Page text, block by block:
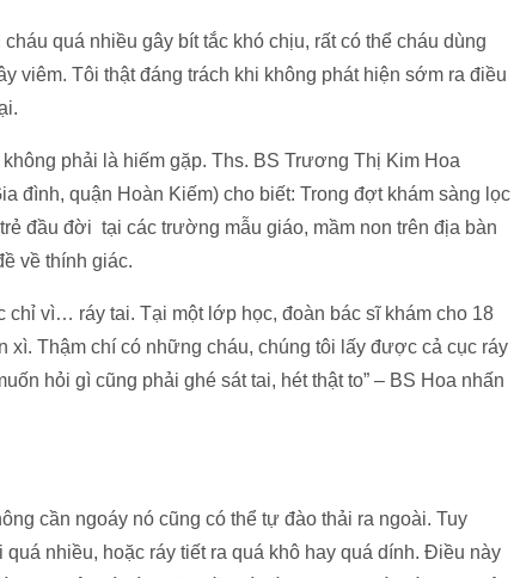
quá nhiều gây bít tắc khó chịu, rất có thể cháu dùng
viêm. Tôi thật đáng trách khi không phát hiện sớm ra điều
phải là hiếm gặp. Ths. BS Trương Thị Kim Hoa
đình, quận Hoàn Kiếm) cho biết: Trong đợt khám sàng lọc
đầu đời tại các trường mẫu giáo, mầm non trên địa bàn
về thính giác.
chỉ vì… ráy tai. Tại một lớp học, đoàn bác sĩ khám cho 18
xì. Thậm chí có những cháu, chúng tôi lấy được cả cục ráy
hỏi gì cũng phải ghé sát tai, hét thật to” – BS Hoa nhấn
cần ngoáy nó cũng có thể tự đào thải ra ngoài. Tuy
nhiều, hoặc ráy tiết ra quá khô hay quá dính. Điều này